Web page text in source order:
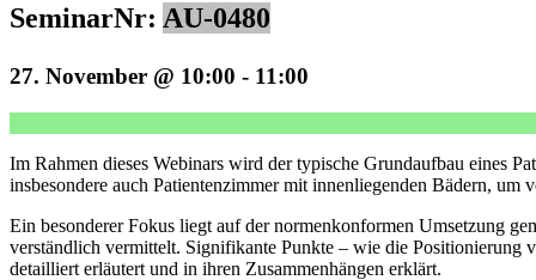
SeminarNr: AU-0480
27. November @ 10:00 - 11:00
Im Rahmen dieses Webinars wird der typische Grundaufbau eines
insbesondere auch Patientenzimmer mit innenliegenden Bädern, um
Ein besonderer Fokus liegt auf der normenkonformen Umsetzung
verständlich vermittelt. Signifikante Punkte – wie die Positionierung
detailliert erläutert und in ihren Zusammenhängen erklärt.